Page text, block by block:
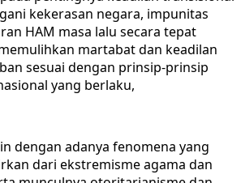
kekerasan negara, impunitas
HAM masa lalu secara tepat
martabat dan keadilan
sesuai dengan prinsip-prinsip
yang berlaku,
dengan adanya fenomena yang
dari ekstremisme agama dan